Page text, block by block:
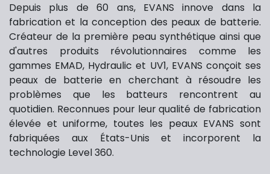
Depuis plus de 60 ans, EVANS innove dans la
fabrication et la conception des peaux de batterie.
Créateur de la première peau synthétique ainsi que
d'autres produits révolutionnaires comme les
gammes EMAD, Hydraulic et UV1, EVANS conçoit ses
peaux de batterie en cherchant à résoudre les
problèmes que les batteurs rencontrent au
quotidien. Reconnues pour leur qualité de fabrication
élevée et uniforme, toutes les peaux EVANS sont
fabriquées aux États-Unis et incorporent la
technologie Level 360.